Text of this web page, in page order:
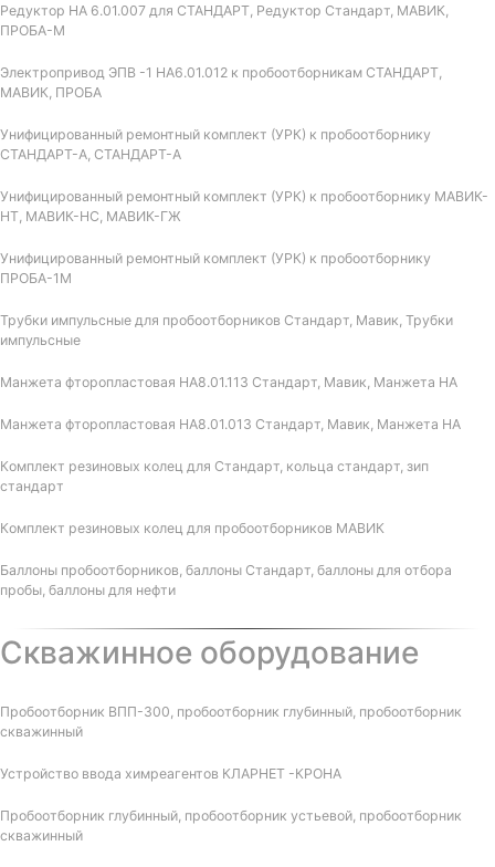
Редуктор НА 6.01.007 для СТАНДАРТ, Редуктор Стандарт, МАВИК,
ПРОБА-М
Электропривод ЭПВ -1 НА6.01.012 к пробоотборникам СТАНДАРТ,
МАВИК, ПРОБА
Унифицированный ремонтный комплект (УРК) к пробоотборнику
СТАНДАРТ-А, СТАНДАРТ-А
Унифицированный ремонтный комплект (УРК) к пробоотборнику МАВИК-
НТ, МАВИК-НС, МАВИК-ГЖ
Унифицированный ремонтный комплект (УРК) к пробоотборнику
ПРОБА-1М
Трубки импульсные для пробоотборников Стандарт, Мавик, Трубки
импульсные
Манжета фторопластовая НА8.01.113 Стандарт, Мавик, Манжета НА
Манжета фторопластовая НА8.01.013 Стандарт, Мавик, Манжета НА
Комплект резиновых колец для Стандарт, кольца стандарт, зип
стандарт
Комплект резиновых колец для пробоотборников МАВИК
Баллоны пробоотборников, баллоны Стандарт, баллоны для отбора
пробы, баллоны для нефти
Скважинное оборудование
Пробоотборник ВПП-300, пробоотборник глубинный, пробоотборник
скважинный
Устройство ввода химреагентов КЛАРНЕТ -КРОНА
Пробоотборник глубинный, пробоотборник устьевой, пробоотборник
скважинный